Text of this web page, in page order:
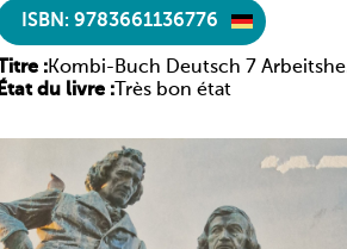
ISBN: 9783661136776
Titre :Kombi-Buch Deutsch 7
(Neue Ausgabe Luxemburg)
État du livre : Très bon état